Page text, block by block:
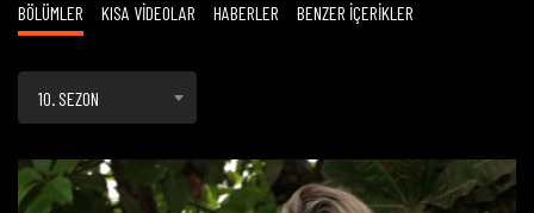
BÖLÜMLER KISA VİDEOLAR HABERLER BENZER İÇERİKLER
10. SEZON